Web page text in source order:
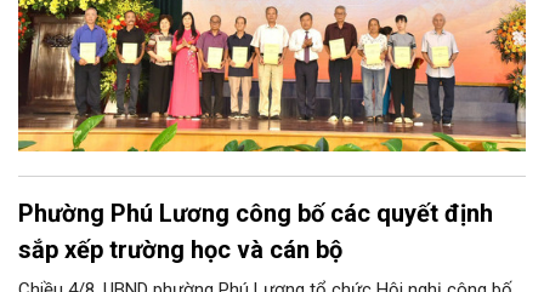
Phường Phú Lương công bố các quyết định
sắp xếp trường học và cán bộ